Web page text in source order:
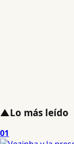
▲Lo más leído
01